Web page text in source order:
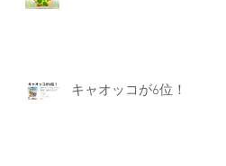
キャオッコが6位！